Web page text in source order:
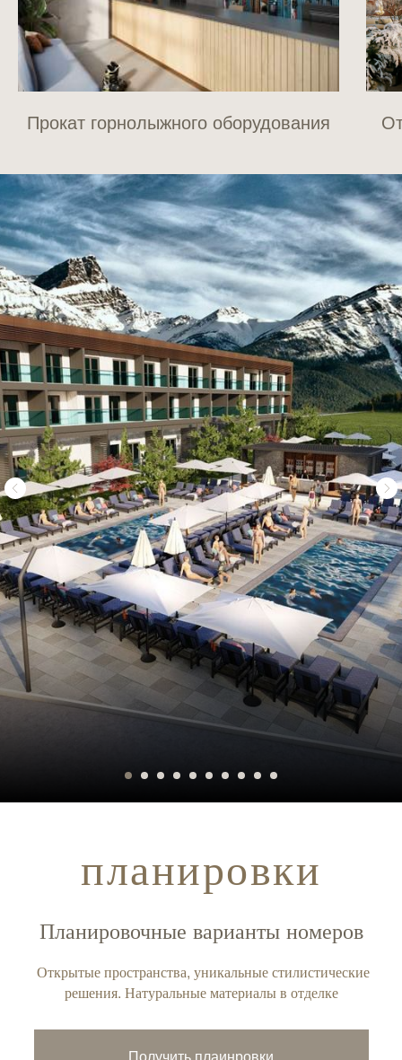
Прокат горнолыжного оборудования
планировки
Планировочные варианты номеров
Открытые пространства, уникальные стилистические
решения. Натуральные материалы в отделке